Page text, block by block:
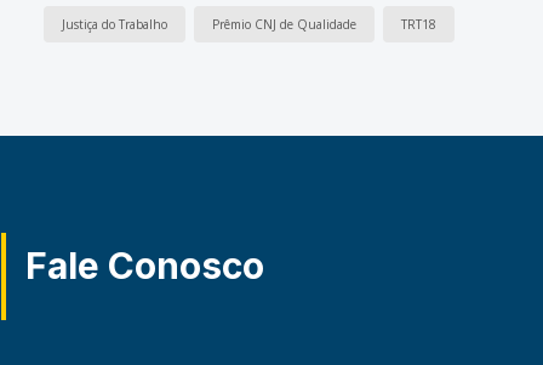
Justiça do Trabalho Prêmio CNJ de Qualidade TRT18
Fale Conosco